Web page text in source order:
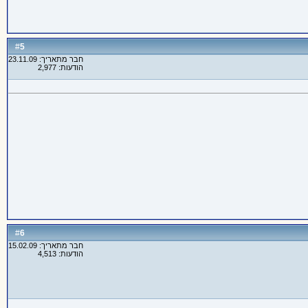
#
5
חבר מתאריך: 23.11.09
הודעות: 2,977
#
6
חבר מתאריך: 15.02.09
הודעות: 4,513